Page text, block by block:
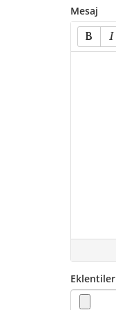
Mesaj
Eklentiler